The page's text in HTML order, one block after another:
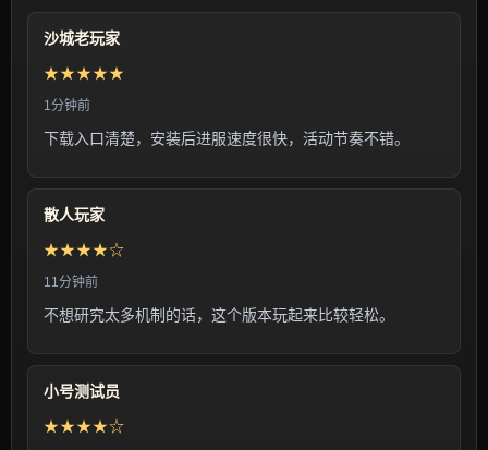
沙城老玩家
★★★★★
1分钟前
下载入口清楚，安装后进服速度很快，活动节奏不错。
散人玩家
★★★★☆
11分钟前
不想研究太多机制的话，这个版本玩起来比较轻松。
小号测试员
★★★★☆